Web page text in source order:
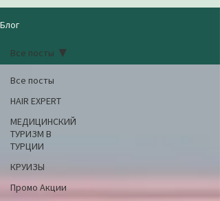
Блог
Все посты
HAIR EXPERT
МЕДИЦИНСКИЙ
ТУРИЗМ В
ТУРЦИИ
КРУИЗЫ
Промо Акции
Все посты